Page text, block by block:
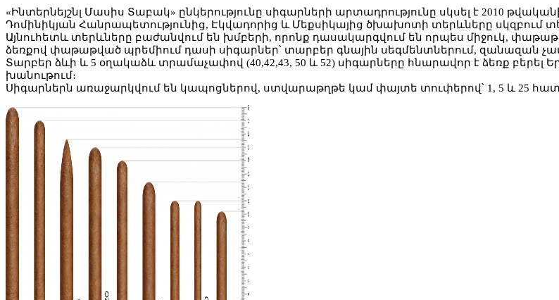
«Ինտերնեյշնլ Մասիս Տաբակ» ընկերությունը սիգարների արտադրությունը սկսել է 2010
Դոմինիկյան Հանրապետությունից, Էկվադորից և Մեքսիկայից ծխախոտի տերևները սկզբում
Այնուհետև տերևները բաժանվում են խմբերի, որոնք դասակարգվում են որպես միջուկ,
ձեռքով փաթաթված պրեմիում դասի սիգարներ՝ տարբեր գնային սեգմենտներում, զանազան
Տարբեր ձևի և 5 օղակաձև տրամաչափով (40,42,43, 50 և 52) սիգարները հնարավոր է ձեռք
խանութում։
Սիգարներն առաջարկվում են կապոցներով, ստվարաթղթե կամ փայտե տուփերով՝ 1, 5 և 25